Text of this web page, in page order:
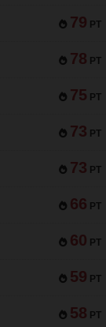
79 PT
78 PT
75 PT
73 PT
73 PT
66 PT
60 PT
59 PT
58 PT